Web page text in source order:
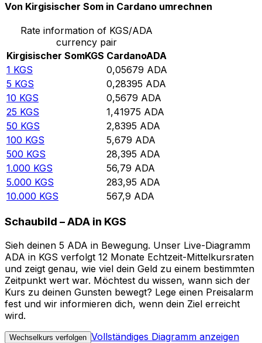
Von Kirgisischer Som in Cardano umrechnen
Rate information of KGS/ADA
currency pair
Kirgisischer SomKGS CardanoADA
1 KGS 0,05679 ADA
5 KGS 0,28395 ADA
10 KGS 0,5679 ADA
25 KGS 1,41975 ADA
50 KGS 2,8395 ADA
100 KGS 5,679 ADA
500 KGS 28,395 ADA
1.000 KGS 56,79 ADA
5.000 KGS 283,95 ADA
10.000 KGS 567,9 ADA
Schaubild – ADA in KGS
Sieh deinen 5 ADA in Bewegung. Unser Live-Diagramm
ADA in KGS verfolgt 12 Monate Echtzeit-Mittelkursraten
und zeigt genau, wie viel dein Geld zu einem bestimmten
Zeitpunkt wert war. Möchtest du wissen, wann sich der
Kurs zu deinen Gunsten bewegt? Lege einen Preisalarm
fest und wir informieren dich, wenn dein Ziel erreicht
wird.
Wechselkurs verfolgen Vollständiges Diagramm anzeigen